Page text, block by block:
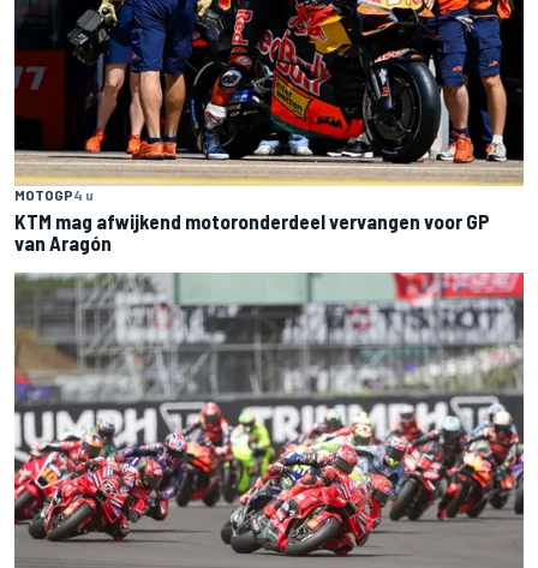
MOTOGP4 u
KTM mag afwijkend motoronderdeel vervangen voor GP
van Aragón